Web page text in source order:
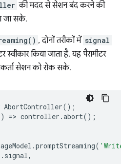
की मदद से सेशन बंद करने की
जा सके.
, दोनों तरीकों में signal
किया जाता है. यह पैरामीटर
सेशन को रोक सके.
AbortController();
=> controller .abort();
.promptStreaming(
. signal,